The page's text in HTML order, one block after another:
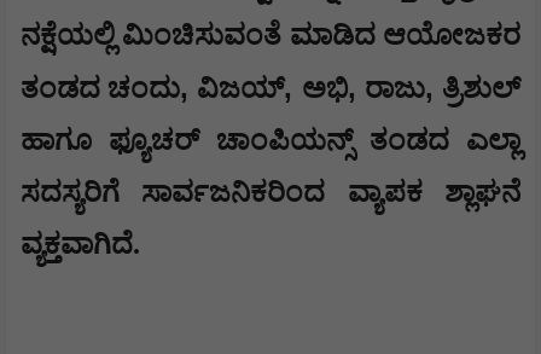
ನಕ್ಷೆಯಲ್ಲಿ ಮಿಂಚಿಸುವಂತೆ ಮಾಡಿದ ಆಯೋಜಕರ
ತಂಡದ ಚಂದು, ವಿಜಯ್, ಅಭಿ, ರಾಜು, ತ್ರಿಶುಲ್
ಹಾಗೂ ಫ್ಯೂಚರ್ ಚಾಂಪಿಯನ್ಸ್ ತಂಡದ ಎಲ್ಲಾ
ಸದಸ್ಯರಿಗೆ ಸಾರ್ವಜನಿಕರಿಂದ ವ್ಯಾಪಕ ಶ್ಲಾಘನೆ
ವ್ಯಕ್ತವಾಗಿದೆ.